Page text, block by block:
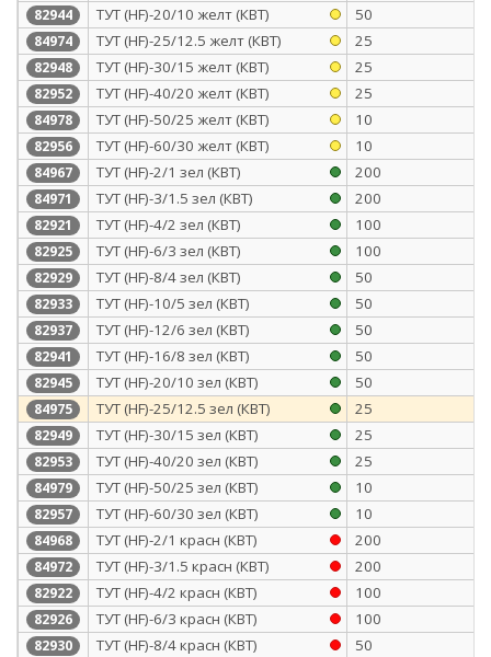
82944 ТУТ (HF)-20/10 желт (КВТ) 50
84974 ТУТ (HF)-25/12.5 желт (КВТ) 25
82948 ТУТ (HF)-30/15 желт (КВТ) 25
82952 ТУТ (HF)-40/20 желт (КВТ) 25
84978 ТУТ (HF)-50/25 желт (КВТ) 10
82956 ТУТ (HF)-60/30 желт (КВТ) 10
84967 ТУТ (HF)-2/1 зел (КВТ) 200
84971 ТУТ (HF)-3/1.5 зел (КВТ) 200
82921 ТУТ (HF)-4/2 зел (КВТ) 100
82925 ТУТ (HF)-6/3 зел (КВТ) 100
82929 ТУТ (HF)-8/4 зел (КВТ) 50
82933 ТУТ (HF)-10/5 зел (КВТ) 50
82937 ТУТ (HF)-12/6 зел (КВТ) 50
82941 ТУТ (HF)-16/8 зел (КВТ) 50
82945 ТУТ (HF)-20/10 зел (КВТ) 50
84975 ТУТ (HF)-25/12.5 зел (КВТ) 25
82949 ТУТ (HF)-30/15 зел (КВТ) 25
82953 ТУТ (HF)-40/20 зел (КВТ) 25
84979 ТУТ (HF)-50/25 зел (КВТ) 10
82957 ТУТ (HF)-60/30 зел (КВТ) 10
84968 ТУТ (HF)-2/1 красн (КВТ) 200
84972 ТУТ (HF)-3/1.5 красн (КВТ) 200
82922 ТУТ (HF)-4/2 красн (КВТ) 100
82926 ТУТ (HF)-6/3 красн (КВТ) 100
82930 ТУТ (HF)-8/4 красн (КВТ) 50